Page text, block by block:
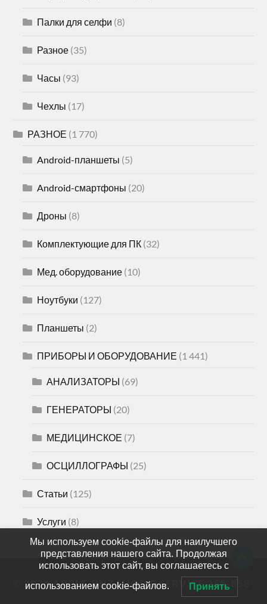
Палки для селфи (8)
Разное (35)
Часы (93)
Чехлы (17)
РАЗНОЕ (1 770)
Android-планшеты (5)
Android-смартфоны (20)
Дроны (8)
Комплектующие для ПК (32)
Мед. оборудование (10)
Ноутбуки (127)
Планшеты (2)
ПРИБОРЫ И ОБОРУДОВАНИЕ (1 441)
АНАЛИЗАТОРЫ (69)
ГЕНЕРАТОРЫ (20)
МЕДИЦИНСКОЕ (7)
ОСЦИЛЛОГРАФЫ (25)
Статьи (125)
Услуги (8)
© 2026APPLE-PNZ SHOP & SERVICE 258-858
Мы используем cookie-файлы для наилучшего
представления нашего сайта. Продолжая
использовать этот сайт, вы соглашаетесь с
использованием cookie-файлов. Принять